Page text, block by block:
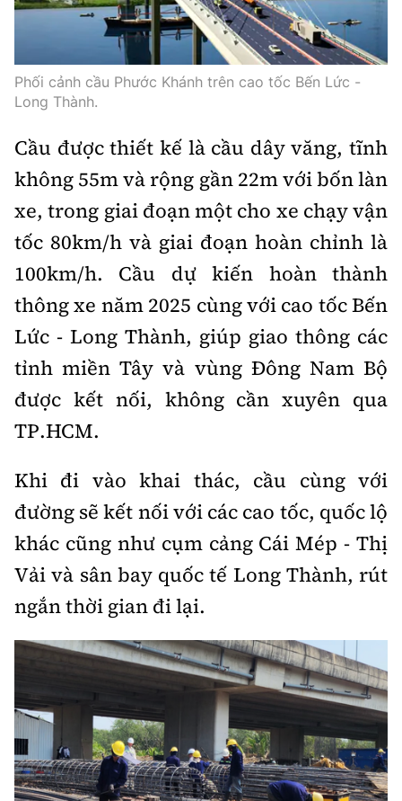
Phối cảnh cầu Phước Khánh trên cao tốc Bến Lức -
Long Thành.
Cầu được thiết kế là cầu dây văng, tĩnh
không 55m và rộng gần 22m với bốn làn
xe, trong giai đoạn một cho xe chạy vận
tốc 80km/h và giai đoạn hoàn chỉnh là
100km/h. Cầu dự kiến hoàn thành
thông xe năm 2025 cùng với cao tốc Bến
Lức - Long Thành, giúp giao thông các
tỉnh miền Tây và vùng Đông Nam Bộ
được kết nối, không cần xuyên qua
TP.HCM.
Khi đi vào khai thác, cầu cùng với
đường sẽ kết nối với các cao tốc, quốc lộ
khác cũng như cụm cảng Cái Mép - Thị
Vải và sân bay quốc tế Long Thành, rút
ngắn thời gian đi lại.